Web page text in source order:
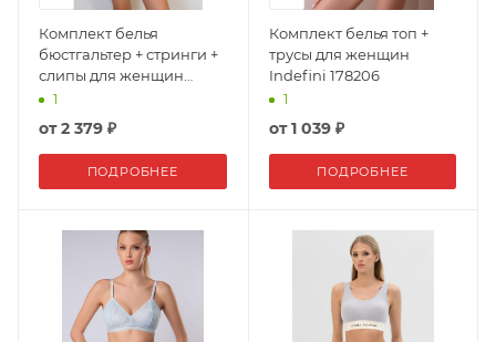
Комплект белья
бюстгальтер + стринги +
слипы для женщин
Indefini 173370
1
от2 379 ₽
ПОДРОБНЕЕ
Комплект белья топ +
трусы для женщин
Indefini 178206
1
от1 039 ₽
ПОДРОБНЕЕ